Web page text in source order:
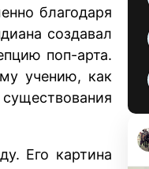
благодаря
создавал
поп-арта.
учению, как
Его картина